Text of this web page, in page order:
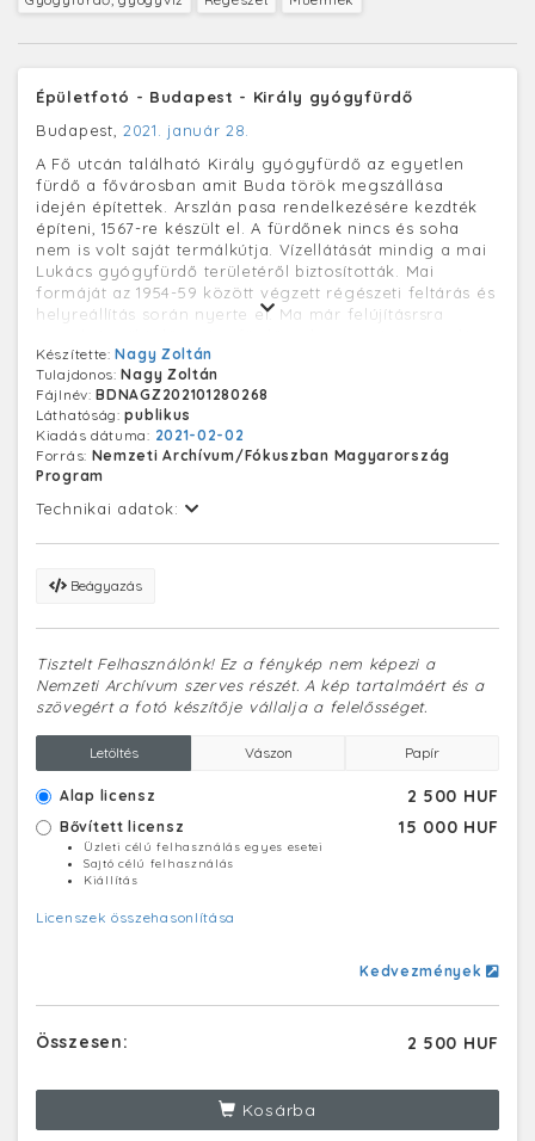
Épületfotó - Budapest - Király gyógyfürdő
Budapest, 2021. január 28.
A Fő utcán található Király gyógyfürdő az egyetlen
fürdő a fővárosban amit Buda török megszállása
idején építettek. Arszlán pasa rendelkezésére kezdték
építeni, 1567-re készült el. A fürdőnek nincs és soha
nem is volt saját termálkútja. Vízellátását mindig a mai
Lukács gyógyfürdő területéről biztosították. Mai
formáját az 1954-59 között végzett régészeti feltárás és
helyreállítás során nyerte el. Ma már felújításrsra
miatt 2020 március 15-én bezárták.
Készítette:Nagy Zoltán
Tulajdonos:Nagy Zoltán
Fájlnév:BDNAGZ202101280268
Láthatóság:publikus
Kiadás dátuma: 2021-02-02
Forrás: Nemzeti Archívum/Fókuszban Magyarország
Program
Technikai adatok:
Beágyazás
Tisztelt Felhasználónk! Ez a fénykép nem képezi a
Nemzeti Archívum szerves részét. A kép tartalmáért és a
szövegért a fotó készítője vállalja a felelősséget.
Letöltés Vászon Papír
Alap licensz 2 500 HUF
Bővített licensz 15 000 HUF
Üzleti célú felhasználás egyes esetei
Sajtó célú felhasználás
Kiállítás
Licenszek összehasonlítása
Kedvezmények
Összesen: 2 500 HUF
Kosárba